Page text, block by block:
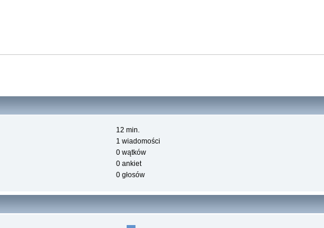
12 min.
1 wiadomości
0 wątków
0 ankiet
0 głosów